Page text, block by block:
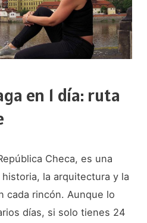
en 1 día: ruta
Checa, es una
la arquitectura y la
cada rincón. Aunque lo
días, si solo tienes 24